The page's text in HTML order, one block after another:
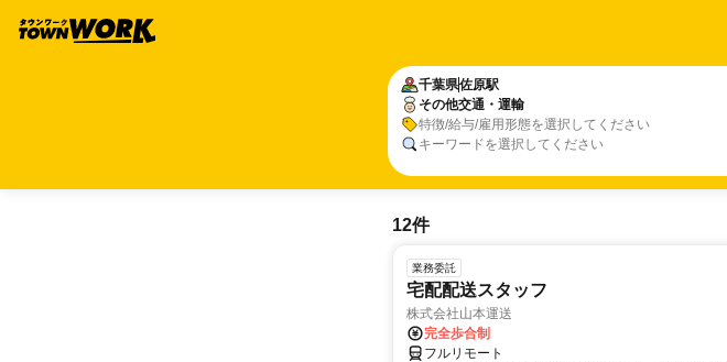
千葉県佐原駅
その他交通・運輸
特徴/給与/雇用形態を選択してください
キーワードを選択してください
12件
業務委託
宅配配送スタッフ
株式会社山本運送
完全歩合制
フルリモート